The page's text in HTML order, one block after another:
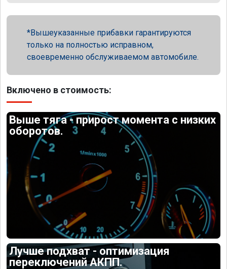
Вышеуказанные прибавки гарантируются
только на полностью исправном,
своевременно обслуживаемом автомобиле.
Включено в стоимость:
Выше тяга - прирост момента с низких
оборотов.
Лучше подхват - оптимизация
переключений АКПП.